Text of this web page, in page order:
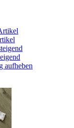
aufheben